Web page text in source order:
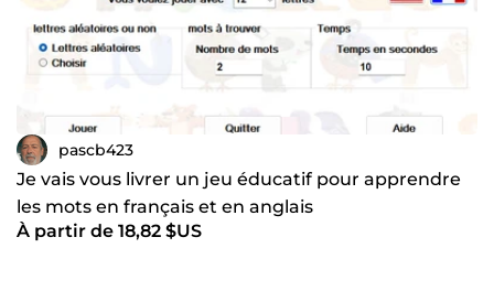
pascb423
Je vais vous livrer un jeu éducatif pour apprendre
les mots en français et en anglais
À partir de 18,82 $US